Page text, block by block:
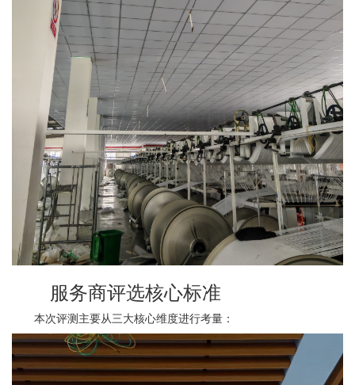
服务商评选核心标准
本次评测主要从三大核心维度进行考量：